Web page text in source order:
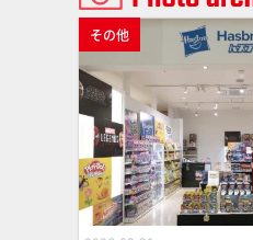
その他